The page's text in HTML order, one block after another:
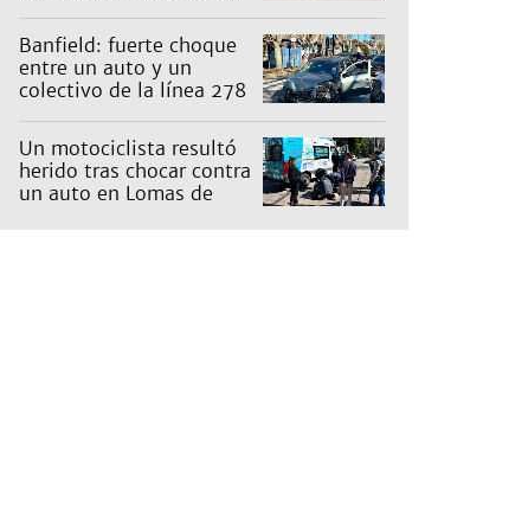
los recorridos
Banfield: fuerte choque
entre un auto y un
colectivo de la línea 278
Un motociclista resultó
herido tras chocar contra
un auto en Lomas de